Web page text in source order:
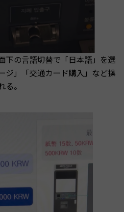
下の言語切替で「日本語」を選
ジ」「交通カード購入」など操
。